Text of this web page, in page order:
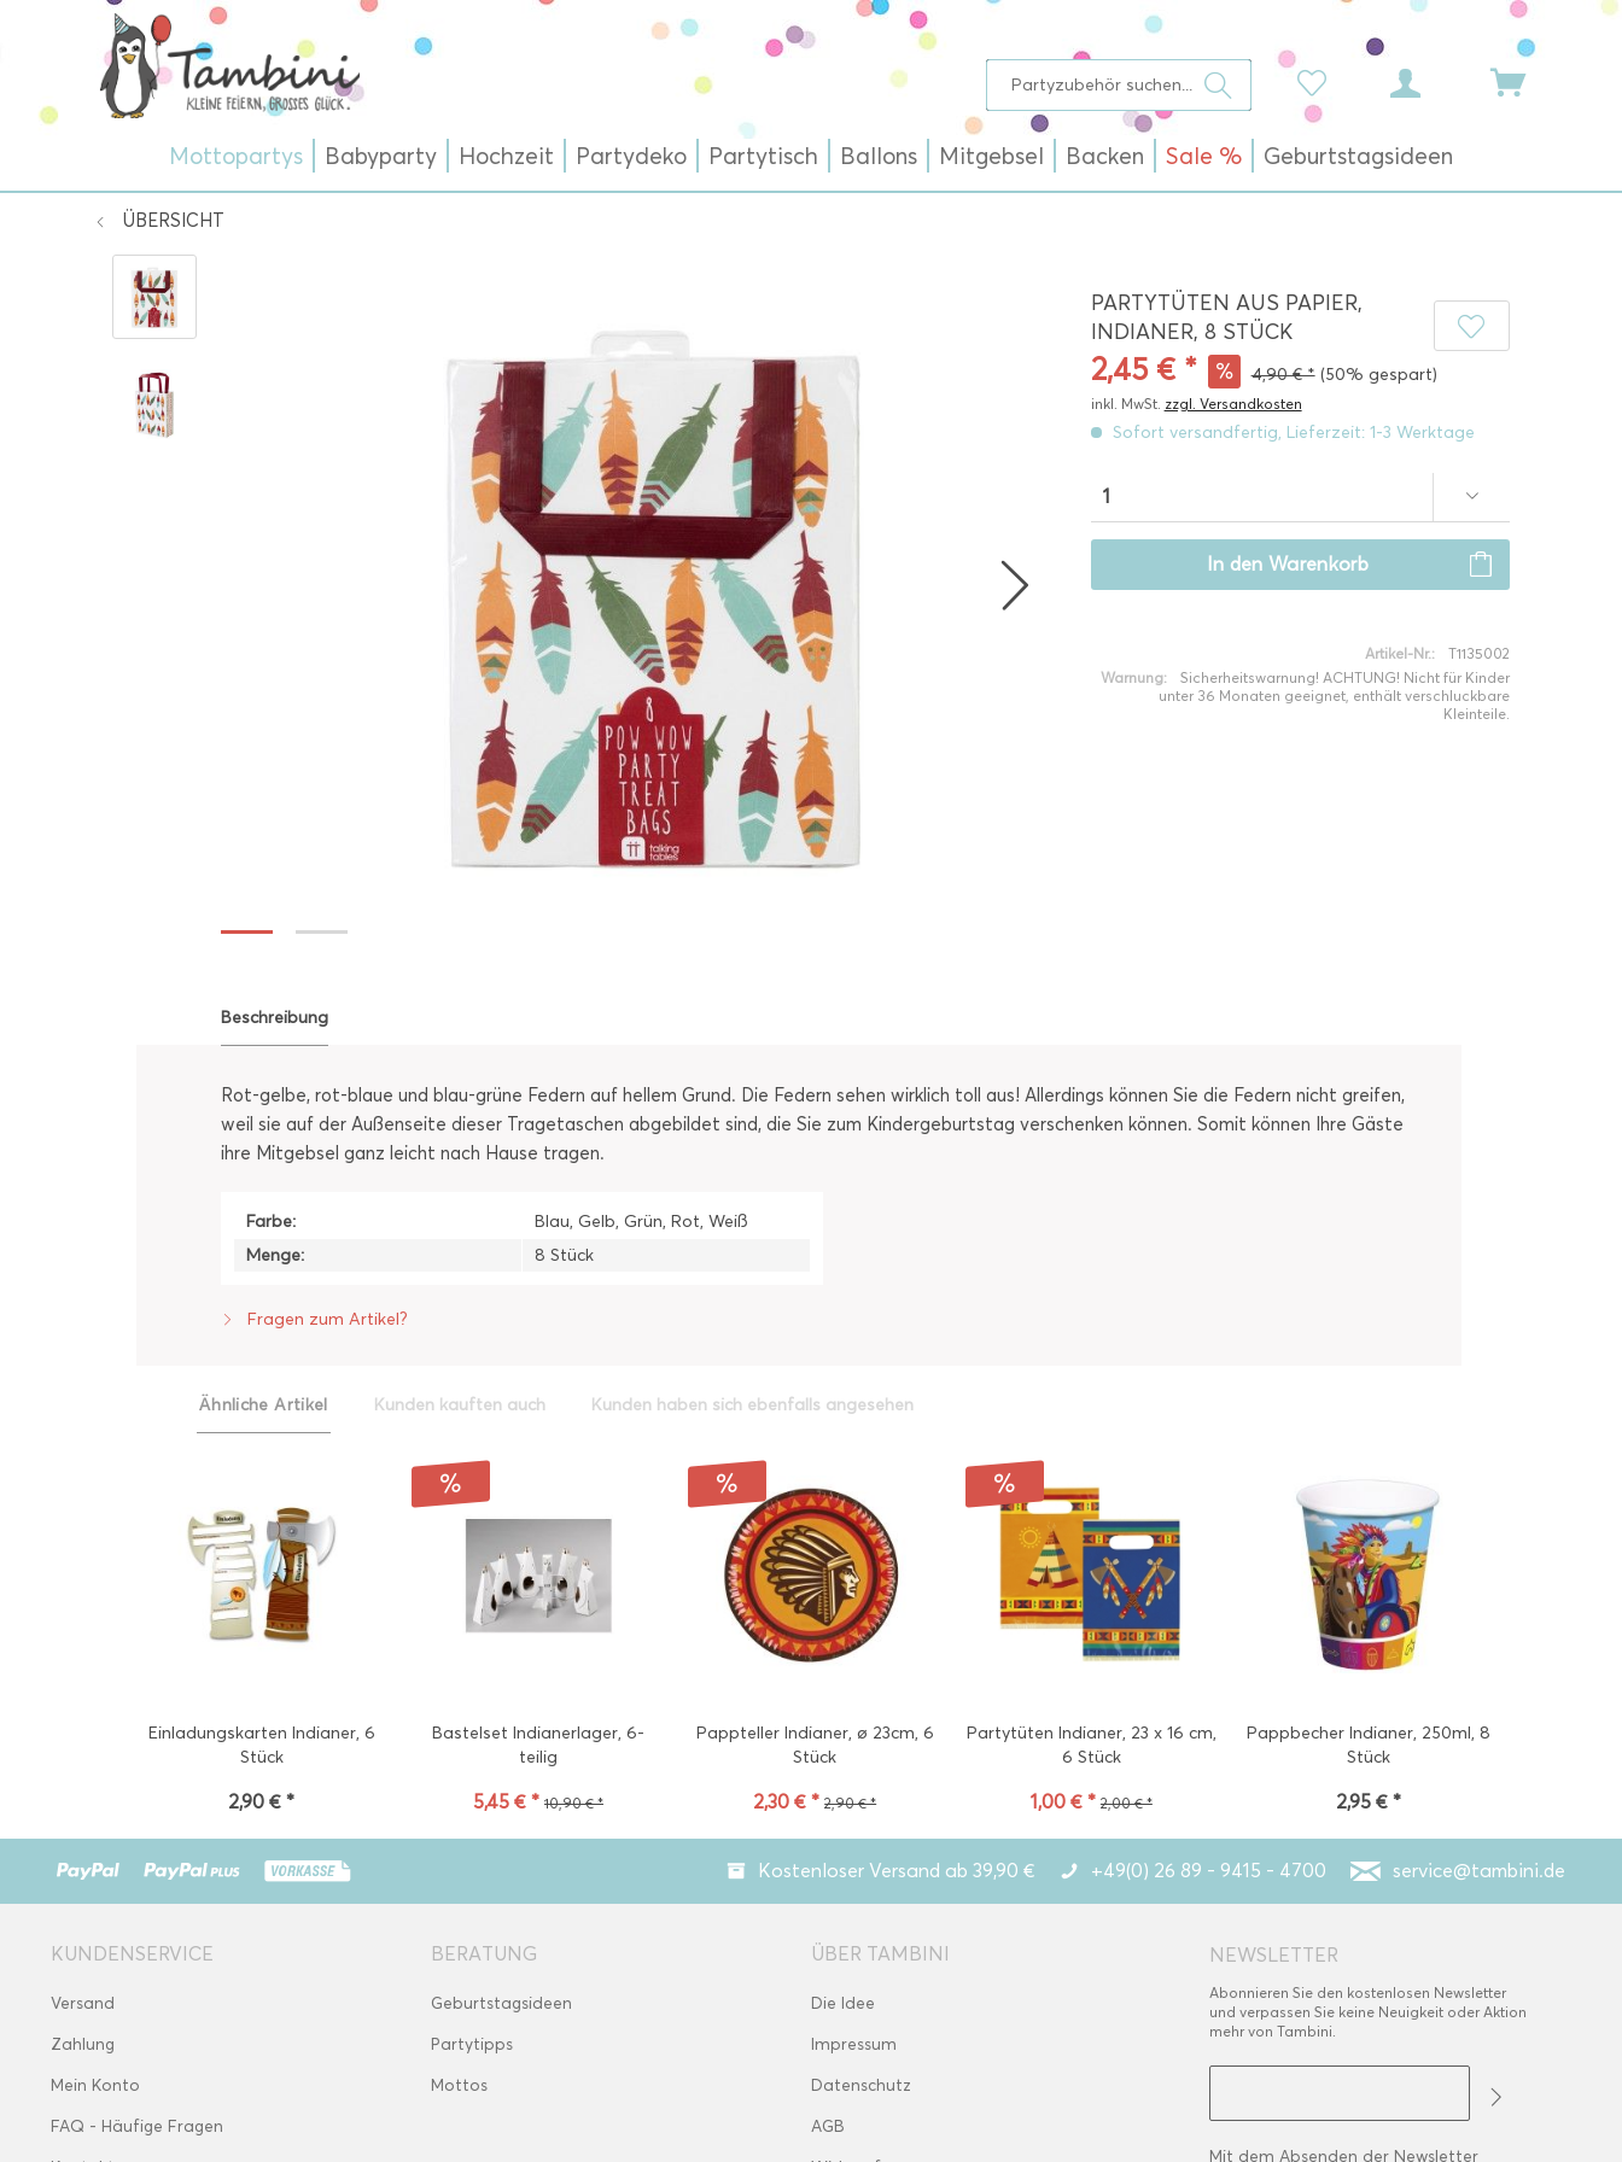
Mottopartys Babyparty Hochzeit Partydeko Partytisch Ballons Mitgebsel Backen Sale % Geburtstagsideen
ÜBERSICHT
PARTYTÜTEN AUS PAPIER,
INDIANER, 8 STÜCK
2,45 € * 4,90 € * (50% gespart)
inkl. MwSt. zzgl. Versandkosten
Sofort versandfertig, Lieferzeit: 1-3 Werktage
In den Warenkorb
Artikel-Nr.:
T1135002
Warnung:
Sicherheitswarnung! ACHTUNG! Nicht für Kinder
unter 36 Monaten geeignet, enthält verschluckbare
Kleinteile.
Beschreibung
Rot-gelbe, rot-blaue und blau-grüne Federn auf hellem Grund. Die Federn sehen wirklich toll aus! Allerdings können Sie die Federn nicht greifen,
weil sie auf der Außenseite dieser Tragetaschen abgebildet sind, die Sie zum Kindergeburtstag verschenken können. Somit können Ihre Gäste
ihre Mitgebsel ganz leicht nach Hause tragen.
Farbe:
Blau, Gelb, Grün, Rot, Weiß
Menge:
8 Stück
Fragen zum Artikel?
Ähnliche Artikel Kunden kauften auch Kunden haben sich ebenfalls angesehen
Einladungskarten Indianer, 6
Stück
2,90 € *
Bastelset Indianerlager, 6-
teilig
5,45 € * 10,90 € *
Pappteller Indianer, ø 23cm, 6
Stück
2,30 € * 2,90 € *
Partytüten Indianer, 23 x 16 cm,
6 Stück
1,00 € * 2,00 € *
Pappbecher Indianer, 250ml, 8
Stück
2,95 € *
Kostenloser Versand ab 39,90 € +49(0) 26 89 - 9415 - 4700 service@tambini.de
KUNDENSERVICE
Versand
Zahlung
Mein Konto
FAQ - Häufige Fragen
BERATUNG
Geburtstagsideen
Partytipps
Mottos
ÜBER TAMBINI
Die Idee
Impressum
Datenschutz
AGB
NEWSLETTER
Abonnieren Sie den kostenlosen Newsletter
und verpassen Sie keine Neuigkeit oder Aktion
mehr von Tambini.
Mit dem Absenden der Newsletter